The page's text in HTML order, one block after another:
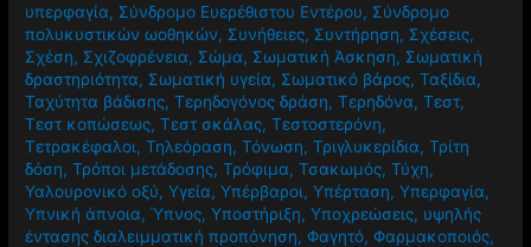
υπερφαγία, Σύνδρομο Ευερέθιστου Εντέρου, Σύνδρομο
πολυκυστικών ωοθηκών, Συνήθειες, Συντήρηση, Σχέσεις,
Σχέση, Σχιζοφρένεια, Σώμα, Σωματική Άσκηση, Σωματική
δραστηριότητα, Σωματική υγεία, Σωματικό βάρος,Ταξίδια,
Ταχύτητα βάδισης,Τερηδογόνος δράση,Τερηδόνα,Τεστ,
Τεστ κοπώσεως,Τεστ σκάλας,Τεστοστερόνη,
Τετρακέφαλοι,Τηλεόραση,Τόνωση,Τριγλυκερίδια,Τρίτη
δόση,Τρόποι μετάδοσης,Τρόφιμα,Τσακωμός,Τύχη,
Υαλουρονικό οξύ,Υγεία,Υπέρβαροι,Υπέρταση,Υπερφαγία,
Υπνική άπνοια,Ύπνος,Υποστήριξη,Υποχρεώσεις, υψηλής
έντασης διαλειμματική προπόνηση,Φαγητό,Φαρμακοποιός,